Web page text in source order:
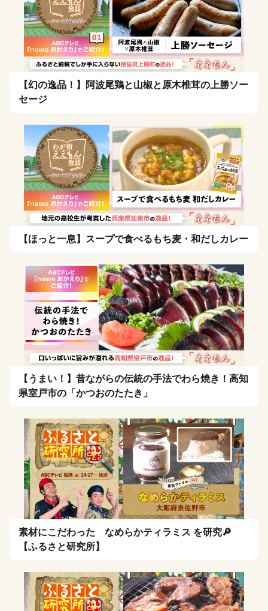
【幻の逸品！】阿波尾鶏と山椒と原木椎茸の上勝ソー
セージ
【ほっと一息】スープで食べるもち麦・和だしカレー
【うまい！】昔ながらの伝統の手法でわら焼き！高知
県室戸市の「かつおのたたき」
素材にこだわった なめらかティラミス を研究🔎
【ふるさと研究所】